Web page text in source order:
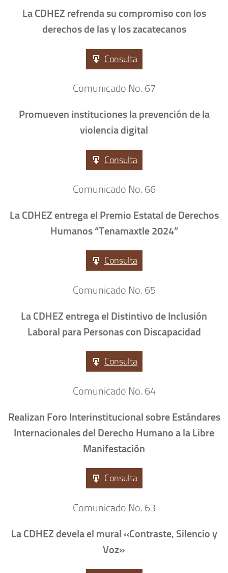
La CDHEZ refrenda su compromiso con los
derechos de las y los zacatecanos
Consulta
Comunicado No. 67
Promueven instituciones la prevención de la
violencia digital
Consulta
Comunicado No. 66
La CDHEZ entrega el Premio Estatal de Derechos
Humanos “Tenamaxtle 2024”
Consulta
Comunicado No. 65
La CDHEZ entrega el Distintivo de Inclusión
Laboral para Personas con Discapacidad
Consulta
Comunicado No. 64
Realizan Foro Interinstitucional sobre Estándares
Internacionales del Derecho Humano a la Libre
Manifestación
Consulta
Comunicado No. 63
La CDHEZ devela el mural «Contraste, Silencio y
Voz»